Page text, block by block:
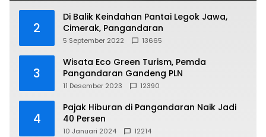
2
Di Balik Keindahan Pantai Legok Jawa,
Cimerak, Pangandaran
5 September 2022 13665
3
Wisata Eco Green Turism, Pemda
Pangandaran Gandeng PLN
11 Desember 2023 12390
4
Pajak Hiburan di Pangandaran Naik Jadi
40 Persen
10 Januari 2024 12214